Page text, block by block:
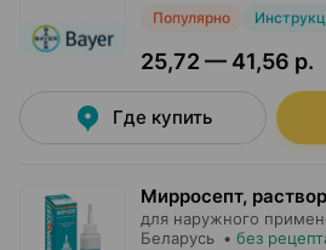
Популярно
25,72 — 41,56 р.
Где купить
Мирросепт, раствор
для наружного
Беларусь • без